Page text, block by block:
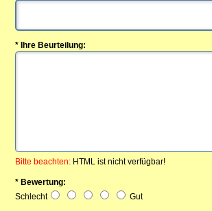
* Ihre Beurteilung:
Bitte beachten: HTML ist nicht verfügbar!
* Bewertung:
Schlecht
Gut